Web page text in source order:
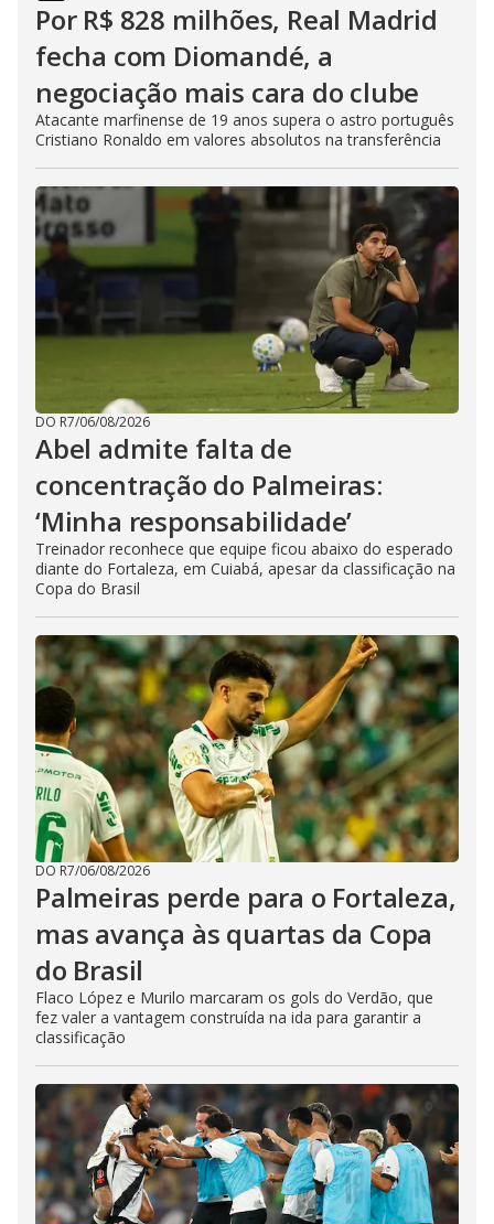
Por R$ 828 milhões, Real Madrid
fecha com Diomandé, a
negociação mais cara do clube
Atacante marfinense de 19 anos supera o astro português
Cristiano Ronaldo em valores absolutos na transferência
DO R7/06/08/2026
Abel admite falta de
concentração do Palmeiras:
‘Minha responsabilidade’
Treinador reconhece que equipe ficou abaixo do esperado
diante do Fortaleza, em Cuiabá, apesar da classificação na
Copa do Brasil
DO R7/06/08/2026
Palmeiras perde para o Fortaleza,
mas avança às quartas da Copa
do Brasil
Flaco López e Murilo marcaram os gols do Verdão, que
fez valer a vantagem construída na ida para garantir a
classificação